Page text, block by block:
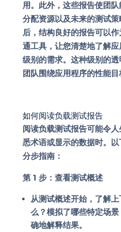
用。此外，这些报告使团
分配资源以及未来的测试
后，结构良好的报告可以
通工具，让您清楚地了解
级别的需求。这种级别的
团队围绕应用程序的性能目
如何阅读负载测试报告
阅读负载测试报告可能令
悉术语或显示的数据时。
分步指南：
第 1 步：查看测试概述
从测试概述开始，了解
么？模拟了哪些特定场
确地解释结果。